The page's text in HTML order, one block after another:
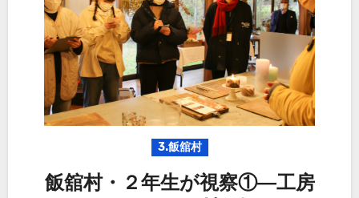
3.飯舘村
飯舘村・２年生が視察①―工房